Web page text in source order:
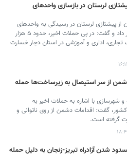
لرستان در بازسازی واحدهای
از پیشتازی لرستان در رسیدگی به واحدهای
آسیب‌دیده خبر داد و گفت: در پی حملات اخیر، حدود ۵ هزار
تجاری، اداری و آموزشی در استان دچار خسارت
از سر استیصال به زیرساخت‌ها حمله
و شهرسازی با اشاره به حملات اخیر به
گفت: اقدامات دشمن از روی ناتوانی و
گرفته است.
شدن آزادراه تبریز-زنجان به دلیل حمله